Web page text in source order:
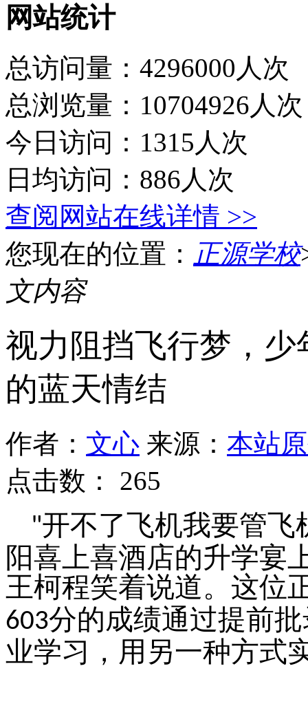
网站统计
总访问量：4296000人次
总浏览量：10704926人次
今日访问：1315人次
日均访问：886人次
查阅网站在线详情 >>
您现在的位置： 正源学校
文内容
视力阻挡飞行梦，
的蓝天情结
作者： 文心 来源： 本站
点击数： 265
"开不了飞机我要管飞
阳喜上喜酒店的升学宴
王柯程笑着说道。这位
603分的成绩通过提前
业学习，用另一种方式